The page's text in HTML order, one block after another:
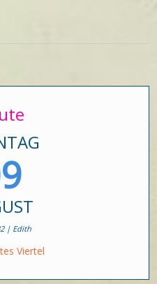
| Edith
Viertel